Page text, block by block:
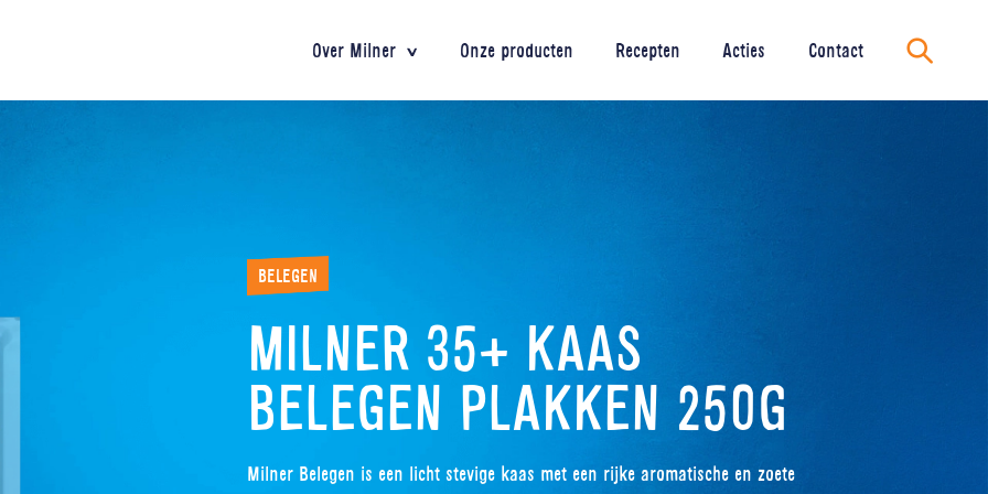
Over Milner Onze producten Recepten Acties Contact
Zoeken
BELEGEN
MILNER 35+ KAAS
BELEGEN PLAKKEN 250G
Milner Belegen is een licht stevige kaas met een rijke aromatische en zoete